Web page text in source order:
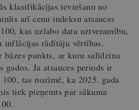
klasifikācijas ieviešanu no
arī cenu indeksu atsauces
kas uzlabo datu uztveramību,
inflācijas rādītāju vērtības.
bāzes punkts, ar kuru salīdzina
gados. Ja atsauces periods ir
tas nozīmē, ka 2025. gada
tiek pieņemts par sākuma